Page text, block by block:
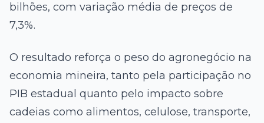
bilhões, com variação média de preços de
7,3%.
O resultado reforça o peso do agronegócio na
economia mineira, tanto pela participação no
PIB estadual quanto pelo impacto sobre
cadeias como alimentos, celulose, transporte,